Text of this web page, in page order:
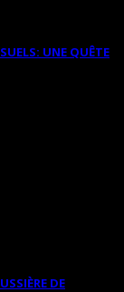
UNE QUÊTE
DE